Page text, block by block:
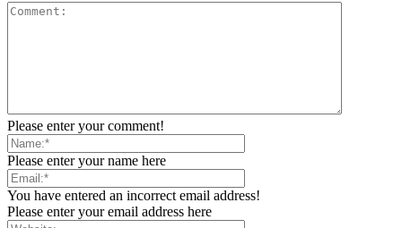
Please enter your comment!
Please enter your name here
You have entered an incorrect email address!
Please enter your email address here